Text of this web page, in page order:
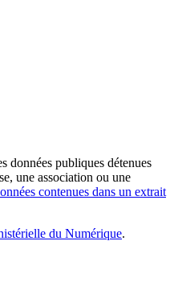
données publiques détenues
une association ou une
contenues dans un extrait
du Numérique.